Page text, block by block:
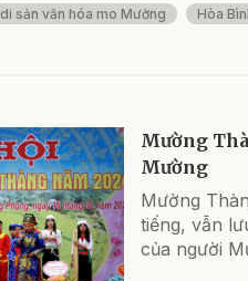
di sản văn hóa mo Mường Hòa
Mường
Mường
Mường
tiếng, vẫn
của người